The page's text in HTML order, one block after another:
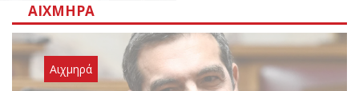
ΑΙΧΜΗΡΆ
Αιχμηρά